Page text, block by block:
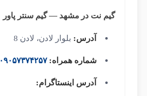
گیم نت در مشهد — گیم سنتر پاور
آدرس: بلوار لادن، لادن 8
شماره همراه: ۰۹۰۵۷۳۷۴۲۵۷
آدرس اینستاگرام: